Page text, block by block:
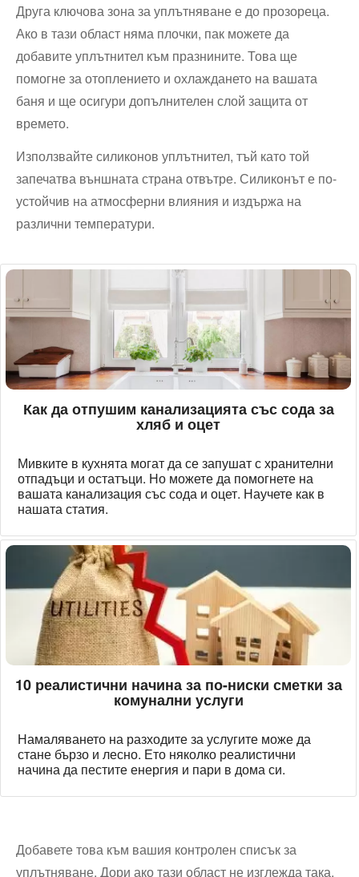
Друга ключова зона за уплътняване е до прозореца.
Ако в тази област няма плочки, пак можете да
добавите уплътнител към празнините. Това ще
помогне за отоплението и охлаждането на вашата
баня и ще осигури допълнителен слой защита от
времето.
Използвайте силиконов уплътнител, тъй като той
запечатва външната страна отвътре. Силиконът е по-
устойчив на атмосферни влияния и издържа на
различни температури.
Как да отпушим канализацията със сода за
хляб и оцет
Мивките в кухнята могат да се запушат с хранителни
отпадъци и остатъци. Но можете да помогнете на
вашата канализация със сода и оцет. Научете как в
нашата статия.
10 реалистични начина за по-ниски сметки за
комунални услуги
Намаляването на разходите за услугите може да
стане бързо и лесно. Ето няколко реалистични
начина да пестите енергия и пари в дома си.
Добавете това към вашия контролен списък за
уплътняване. Дори ако тази област не изглежда така,